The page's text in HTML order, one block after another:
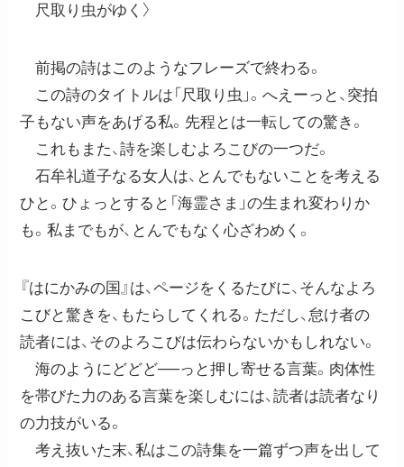
尺取り虫がゆく〉
前掲の詩はこのようなフレーズで終わる。
この詩のタイトルは「尺取り虫」。へえーっと、突拍
子もない声をあげる私。先程とは一転しての驚き。
これもまた、詩を楽しむよろこびの一つだ。
石牟礼道子なる女人は、とんでもないことを考える
ひと。ひょっとすると「海霊さま」の生まれ変わりか
も。私までもが、とんでもなく心ざわめく。
『はにかみの国』は、ページをくるたびに、そんなよろ
こびと驚きを、もたらしてくれる。ただし、怠け者の
読者には、そのよろこびは伝わらないかもしれない。
海のようにどどど──っと押し寄せる言葉。肉体性
を帯びた力のある言葉を楽しむには、読者は読者なり
の力技がいる。
考え抜いた末、私はこの詩集を一篇ずつ声を出して